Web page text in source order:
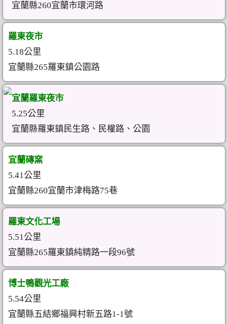
宜蘭縣260宜蘭市環河路
羅東夜市
5.18公里
宜蘭縣265羅東鎮公園路
宜蘭羅東夜市
5.25公里
宜蘭縣羅東鎮民生路、民權路、公園
宜蘭磚窯
5.41公里
宜蘭縣260宜蘭市津梅路75巷
羅東文化工場
5.51公里
宜蘭縣265羅東鎮純精路一段96號
博士鴨觀光工廠
5.54公里
宜蘭縣五結鄉福興村新五路1-1號